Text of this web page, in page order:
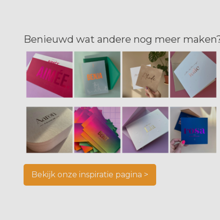
Benieuwd wat andere nog meer
Bekijk onze inspiratie pagina >